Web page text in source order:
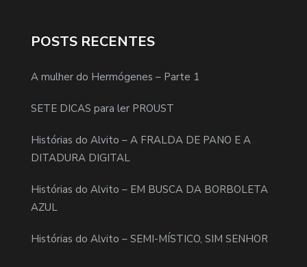
POSTS RECENTES
A mulher do Hermógenes – Parte 1
SETE DICAS para ler PROUST
Histórias do Alvito – A FRALDA DE PANO E A
DITADURA DIGITAL
Histórias do Alvito – EM BUSCA DA BORBOLETA
AZUL
Histórias do Alvito – SEMI-MÍSTICO, SIM SENHOR